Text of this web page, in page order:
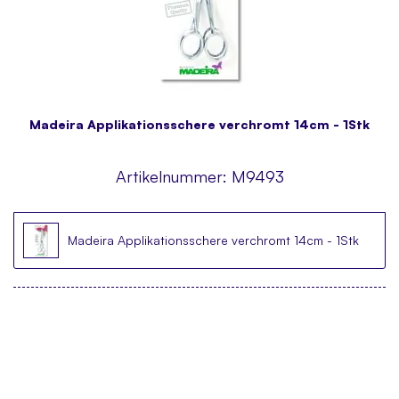
Madeira Applikationsschere verchromt 14cm - 1Stk
Artikelnummer: M9493
Madeira Applikationsschere verchromt 14cm - 1Stk